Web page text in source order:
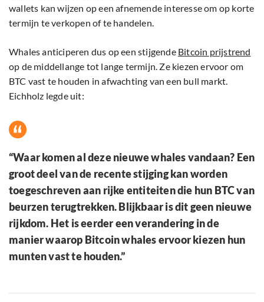
wallets kan wijzen op een afnemende interesse om op korte
termijn te verkopen of te handelen.
Whales anticiperen dus op een stijgende Bitcoin prijstrend
op de middellange tot lange termijn. Ze kiezen ervoor om
BTC vast te houden in afwachting van een bull markt.
Eichholz legde uit:
“Waar komen al deze nieuwe whales vandaan? Een
groot deel van de recente stijging kan worden
toegeschreven aan rijke entiteiten die hun BTC van
beurzen terugtrekken. Blijkbaar is dit geen nieuwe
rijkdom. Het is eerder een verandering in de
manier waarop Bitcoin whales ervoor kiezen hun
munten vast te houden.”